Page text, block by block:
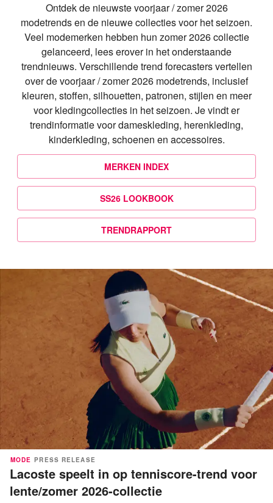
Ontdek de nieuwste voorjaar / zomer 2026
modetrends en de nieuwe collecties voor het seizoen.
Veel modemerken hebben hun zomer 2026 collectie
gelanceerd, lees erover in het onderstaande
trendnieuws. Verschillende trend forecasters vertellen
over de voorjaar / zomer 2026 modetrends, inclusief
kleuren, stoffen, silhouetten, patronen, stijlen en meer
voor kledingcollecties in het seizoen. Je vindt er
trendinformatie voor dameskleding, herenkleding,
kinderkleding, schoenen en accessoires.
MERKEN INDEX
SS26 LOOKBOOK
TRENDRAPPORT
MODE PRESS RELEASE
Lacoste speelt in op tenniscore-trend voor
lente/zomer 2026-collectie